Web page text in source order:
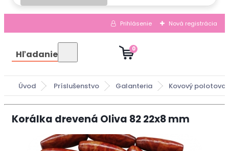
Prihlásenie Nová registrácia
Hľadanie 0
Úvod Príslušenstvo Galanteria Kovový
Korálka drevená Oliva 82 22x8 mm